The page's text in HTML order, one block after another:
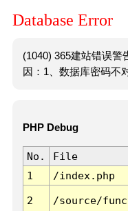
Database Error
(1040) 365建站错误警
因：1、数据库密码不
PHP Debug
No. File
1
/index.php
2 /source/